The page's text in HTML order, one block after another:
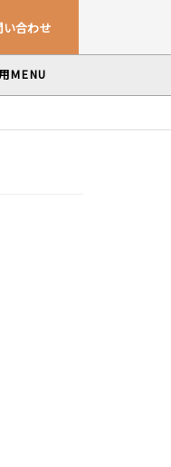
い合わせ
MENU